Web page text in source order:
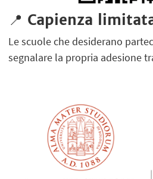
📍 Capienza
Le scuole che desiderano
segnalare la propria adesione